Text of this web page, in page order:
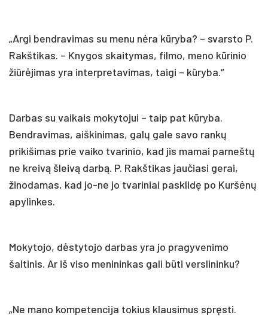
„Argi bendravimas su menu nėra kūryba? – svarsto P.
Rakštikas. – Knygos skaitymas, filmo, meno kūrinio
žiūrėjimas yra interpretavimas, taigi – kūryba.“
Darbas su vaikais mokytojui – taip pat kūryba.
Bendravimas, aiškinimas, galų gale savo rankų
prikišimas prie vaiko tvarinio, kad jis mamai parneštų
ne kreivą šleivą darbą. P. Rakštikas jaučiasi gerai,
žinodamas, kad jo-ne jo tvariniai pasklidę po Kuršėnų
apylinkes.
Mokytojo, dėstytojo darbas yra jo pragyvenimo
šaltinis. Ar iš viso menininkas gali būti verslininku?
„Ne mano kompetencija tokius klausimus spręsti.